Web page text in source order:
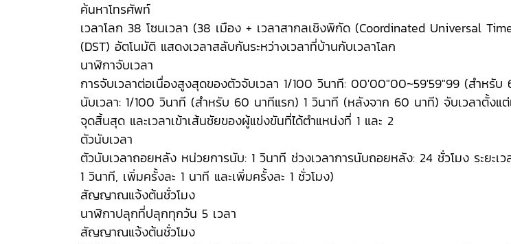
ค้นหาโทรศัพท์
เวลาโลก 38 โซนเวลา (38 เมือง + เวลาสากลเชิงพิกัด (Coordinated Universal
(DST) อัตโนมัติ แสดงเวลาสลับกันระหว่างเวลาที่บ้านกับเวลาโลก
นาฬิกาจับเวลา
การจับเวลาต่อเนื่องสูงสุดของตัวจับเวลา 1/100 วินาที: 00'00"00~59'59"99 (สำห
นับเวลา: 1/100 วินาที (สำหรับ 60 นาทีแรก) 1 วินาที (หลังจาก 60 นาที) จับเวลาตั้งแ
จุดสิ้นสุด และเวลาเข้าเส้นชัยของผู้แข่งขันที่ได้ตำแหน่งที่ 1 และ 2
ตัวนับเวลา
ตัวนับเวลาถอยหลัง หน่วยการนับ: 1 วินาที ช่วงเวลาการนับถอยหลัง: 24 ชั่วโมง ระยะ
1 วินาที, เพิ่มครั้งละ 1 นาที และเพิ่มครั้งละ 1 ชั่วโมง)
สัญญาณแจ้งต้นชั่วโมง
นาฬิกาปลุกที่ปลุกทุกวัน 5 เวลา
สัญญาณแจ้งต้นชั่วโมง